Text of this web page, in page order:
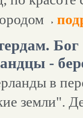
Бог
-
в
земли".